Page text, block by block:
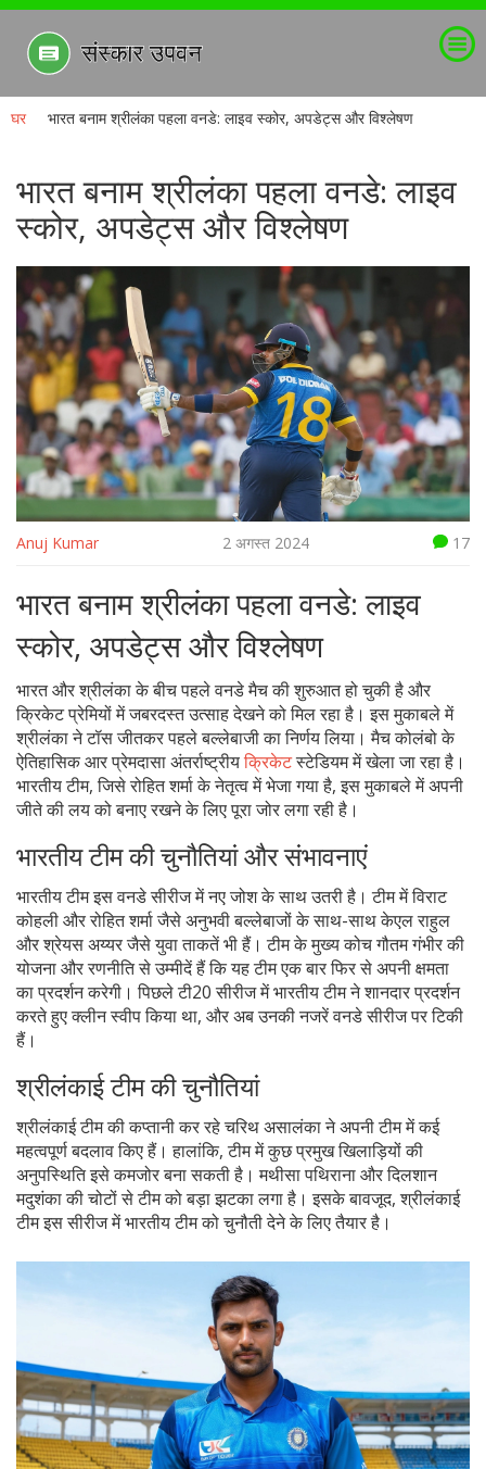
घर भारत बनाम श्रीलंका पहला वनडे: लाइव स्कोर, अपडेट्स और विश्लेषण
भारत बनाम श्रीलंका पहला वनडे: लाइव
स्कोर, अपडेट्स और विश्लेषण
Anuj Kumar 2 अगस्त 2024 17
भारत बनाम श्रीलंका पहला वनडे: लाइव
स्कोर, अपडेट्स और विश्लेषण
भारत और श्रीलंका के बीच पहले वनडे मैच की शुरुआत हो चुकी है और
क्रिकेट प्रेमियों में जबरदस्त उत्साह देखने को मिल रहा है। इस मुकाबले में
श्रीलंका ने टॉस जीतकर पहले बल्लेबाजी का निर्णय लिया। मैच कोलंबो के
ऐतिहासिक आर प्रेमदासा अंतर्राष्ट्रीयक्रिकेटस्टेडियम में खेला जा रहा है।
भारतीय टीम, जिसे रोहित शर्मा के नेतृत्व में भेजा गया है, इस मुकाबले में अपनी
जीते की लय को बनाए रखने के लिए पूरा जोर लगा रही है।
भारतीय टीम की चुनौतियां और संभावनाएं
भारतीय टीम इस वनडे सीरीज में नए जोश के साथ उतरी है। टीम में विराट
कोहली और रोहित शर्मा जैसे अनुभवी बल्लेबाजों के साथ-साथ केएल राहुल
और श्रेयस अय्यर जैसे युवा ताकतें भी हैं। टीम के मुख्य कोच गौतम गंभीर की
योजना और रणनीति से उम्मीदें हैं कि यह टीम एक बार फिर से अपनी क्षमता
का प्रदर्शन करेगी। पिछले टी20 सीरीज में भारतीय टीम ने शानदार प्रदर्शन
करते हुए क्लीन स्वीप किया था, और अब उनकी नजरें वनडे सीरीज पर टिकी
हैं।
श्रीलंकाई टीम की चुनौतियां
श्रीलंकाई टीम की कप्तानी कर रहे चरिथ असालंका ने अपनी टीम में कई
महत्वपूर्ण बदलाव किए हैं। हालांकि, टीम में कुछ प्रमुख खिलाड़ियों की
अनुपस्थिति इसे कमजोर बना सकती है। मथीसा पथिराना और दिलशान
मदुशंका की चोटों से टीम को बड़ा झटका लगा है। इसके बावजूद, श्रीलंकाई
टीम इस सीरीज में भारतीय टीम को चुनौती देने के लिए तैयार है।